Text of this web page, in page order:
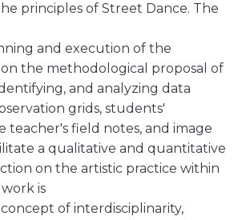
principles of Street Dance. The
and execution of the
the methodological proposal of
and analyzing data
grids, students'
teacher's field notes, and image
a qualitative and quantitative
on the artistic practice within
is
of interdisciplinarity,